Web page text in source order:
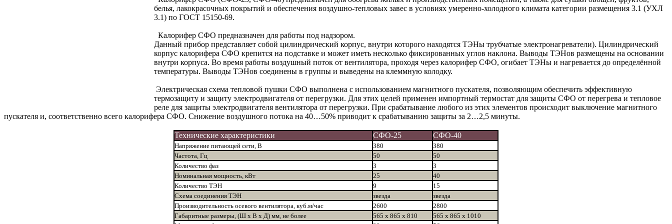
белья, лакокрасочных покрытий и обеспечения воздушно-тепловых завес в условиях умеренно-холодного климата категории размещения 3.1 (УХЛ
3.1) по ГОСТ 15150-69.
Калорифер СФО предназначен для работы под надзором.
Данный прибор представляет собой цилиндрический корпус, внутри которого находятся ТЭНы трубчатые электронагреватели). Цилиндрический
корпус калорифера СФО крепится на подставке и может иметь несколько фиксированных углов наклона. Выводы ТЭНов размещены на основании
внутри корпуса. Во время работы воздушный поток от вентилятора, проходя через калорифер СФО, огибает ТЭНы и нагревается до определённой
температуры. Выводы ТЭНов соединены в группы и выведены на клеммную колодку.
Электрическая схема тепловой пушки СФО выполнена с использованием магнитного пускателя, позволяющим обеспечить эффективную
термозащиту и защиту электродвигателя от перегрузки. Для этих целей применен импортный термостат для защиты СФО от перегрева и тепловое
реле для защиты электродвигателя вентилятора от перегрузки. При срабатывание любого из этих элементов происходит выключение магнитного
пускателя и, соответственно всего калорифера СФО. Снижение воздушного потока на 40…50% приводит к срабатыванию защиты за 2…2,5 минуты.
Технические характеристики СФО-25 СФО-40
Напряжение питающей сети, В 380
380
Частота, Гц
50
50
Количество фаз
3
3
Номинальная мощность, кВт
25
40
Количество ТЭН
9
15
Схема соединения ТЭН
звезда
звезда
Производительность осевого вентилятора, куб.м/час
2600
2800
Габаритные размеры, (Ш x В x Д) мм, не более 565 x 865 x 810
565 x 865 x 1010